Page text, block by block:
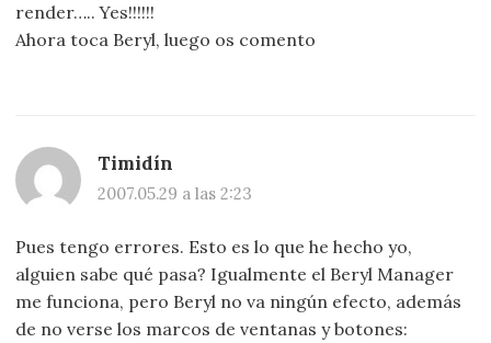
render….. Yes!!!!!!
Ahora toca Beryl, luego os comento
Timidín
2007.05.29 a las 2:23
Pues tengo errores. Esto es lo que he hecho yo,
alguien sabe qué pasa? Igualmente el Beryl Manager
me funciona, pero Beryl no va ningún efecto, además
de no verse los marcos de ventanas y botones: